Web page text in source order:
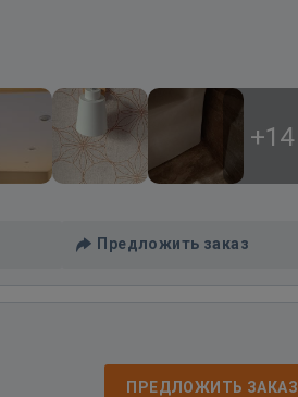
+14
Предложить заказ
ПРЕДЛОЖИТЬ ЗАКАЗ